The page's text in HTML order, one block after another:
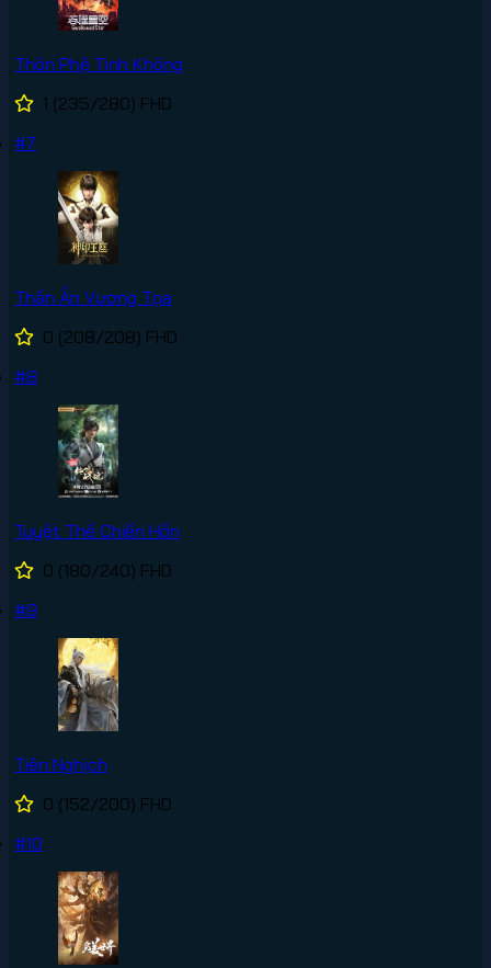
Thôn Phệ Tinh Không
1 (235/280) FHD
#7
Thần Ấn Vương Tọa
0 (208/208) FHD
#8
Tuyệt Thế Chiến Hồn
0 (180/240) FHD
#9
Tiên Nghịch
0 (152/200) FHD
#10